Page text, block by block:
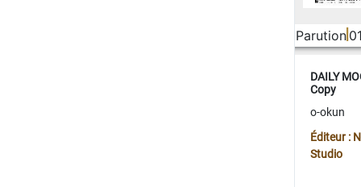
Parution
DAILY
Copy
o-okun
Éditeur :
Studio